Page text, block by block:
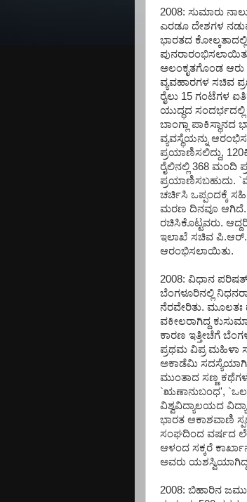
2008: ಸುಮಾರು
ಎರಡೂ ದೇಶಗಳ ನಡುವೆ
ಭಾರತದ
ಅಲಂಕೃತಗೊಂಡ
ವ್ಯವಹಾರಗಳ ಸಚಿವ
ರೈಲು 15 ಗಂಟೆಗಳ
ಯುದ್ಧದ ಸಂದರ್ಭದಲ್ಲಿ
ಬಾಂಗ್ಲಾ
ವ್ಯವಸ್ಥೆಯನ್ನು
ಪ್ರಯಾಣಿಸಲಿದ್ದು,
ರೈಲಿನಲ್ಲಿ 368 ಮಂದಿ
ಪ್ರಯಾಣಿಸಬಹುದು.
ಚರ್ಚಿಸಿ ಒಪ್ಪಂದಕ್ಕೆ
ಮರಣ ದಿನವೂ ಆಗಿದೆ.
ರಚಿಸಿಕೊಟ್ಟವರು.
ಇಲಾಖೆ ಸಚಿವ ಪಿ.ಆರ್.
ಆರಂಭಿಸಲಾಯಿತು.
2008: ವಿಧಾನ
ಬೆಂಗಳೂರಿನಲ್ಲಿ
ನೆರವೇರಿತು. ಮೂಲತಃ
ವಕೀಲರಾಗಿದ್ದ
ಕಾರಣ ಇತ್ತೀಚೆಗೆ
ಪ್ರಥಮ ವಿಪ್ರ ಮಹಿಳಾ
ಅಕಾಡೆಮಿ ಸದಸ್ಯೆಯಾಗಿ
ಮುಂತಾದ ಸಣ್ಣ
`ಋಣಾನುಬಂಧ',
ವಿಶ್ವವಿದ್ಯಾಲಯದ
ಭಾರತ ಆಕಾಶವಾಣಿ
ಸಂಘದಿಂದ ವರ್ಷದ
ಆಳಂದ ಸಕ್ಕರೆ
ಅವರು
2008: ಬಿಹಾರಿನ